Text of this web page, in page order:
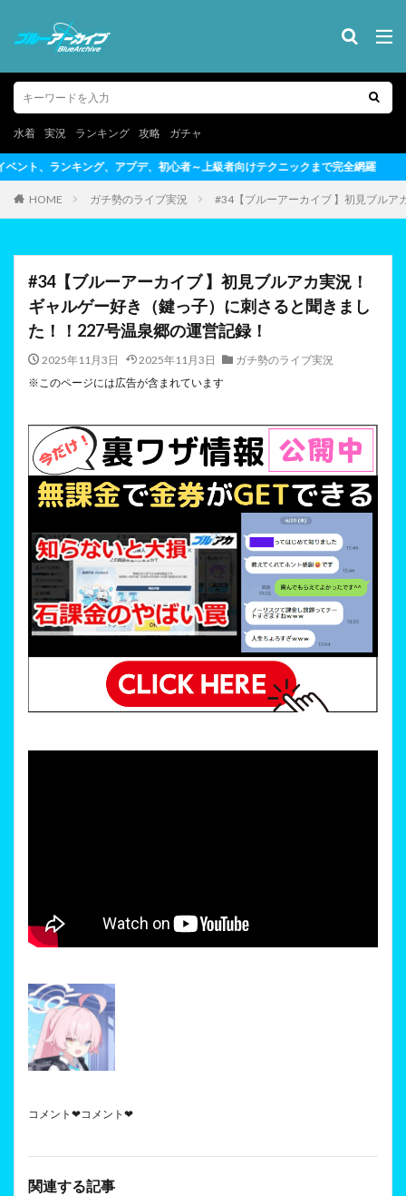
水着 実況 ランキング 攻略 ガチャ
上級者向けテクニックまで完全網羅
HOME ガチ勢のライブ実況 #34【ブルーアーカイブ 】初見ブルア
#34【ブルーアーカイブ 】初見ブルアカ実況！
ギャルゲー好き（鍵っ子）に刺さると聞きまし
た！！227号温泉郷の運営記録！
2025年11月3日 2025年11月3日
ガチ勢のライブ実況
※このページには広告が含まれています
コメント❤コメント❤
関連する記事